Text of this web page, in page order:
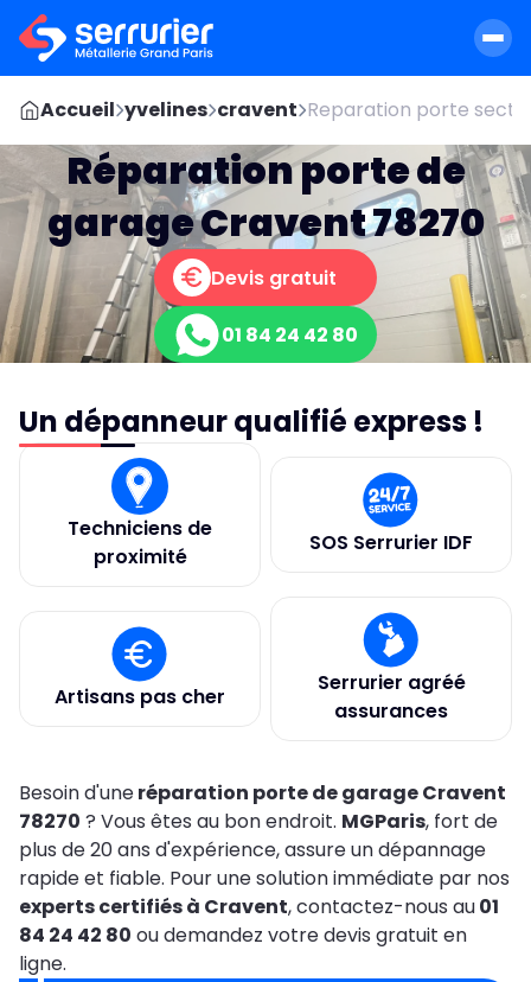
Accueil yvelines cravent Reparation porte
Réparation porte de
garage Cravent 78270
Devis gratuit
01 84 24 42 80
Un dépanneur qualifié express !
Techniciens de
proximité
SOS Serrurier IDF
Artisans pas cher
Serrurier agréé
assurances
Besoin d'uneréparation porte de garage Cravent
78270 ? Vous êtes au bon endroit. MGParis, fort de
plus de 20 ans d'expérience, assure un dépannage
rapide et fiable. Pour une solution immédiate par nos
experts certifiés à Cravent, contactez-nous au01
84 24 42 80 ou demandez votre devis gratuit en
ligne.